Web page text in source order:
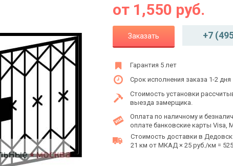
от 1,550 руб.
Заказать +7
Гарантия 5 лет
Срок исполнения заказа 1-2 дня
Стоимость установки
выезда замерщика.
Оплата по наличному и
оплате банковские карты Visa,
Стоимость доставки в
21 км от МКАД × 25 руб./км =